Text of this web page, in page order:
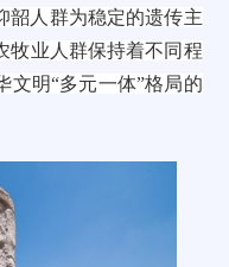
韶人群为稳定的遗传主
牧业人群保持着不同程
文明“多元一体”格局的